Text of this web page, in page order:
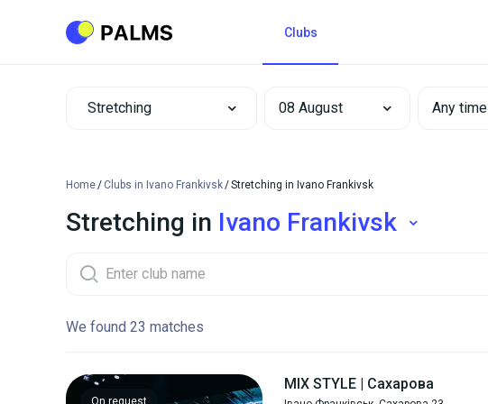
Clubs
Stretching Any time
Home Clubs in Ivano Frankivsk Stretching in Ivano Frankivsk
Stretching in Ivano Frankivsk
We found 23 matches
On request
MIX STYLE | Сахарова